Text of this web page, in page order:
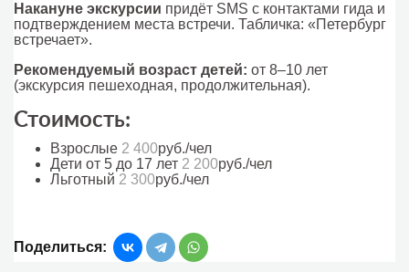
Накануне экскурсии придёт SMS с контактами гида и
подтверждением места встречи. Табличка: «Петербург
встречает».
Рекомендуемый возраст детей: от 8–10 лет
(экскурсия пешеходная, продолжительная).
Стоимость:
Взрослые 2 400руб./чел
Дети от 5 до 17 лет 2 200руб./чел
Льготный 2 300руб./чел
Поделиться: